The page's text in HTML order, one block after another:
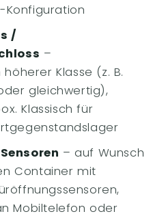
Konfiguration
/
–
Klasse (z. B.
gleichwertig),
Klassisch für
– auf Wunsch
Container mit
Mobiltelefon oder